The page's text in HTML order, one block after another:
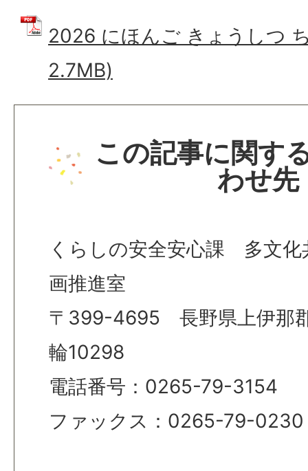
2026 にほんご きょうしつ
2.7MB)
この記事に関す
わせ先
くらしの安全安心課 多文化
画推進室
〒399-4695 長野県上伊那
輪10298
電話番号：0265-79-3154
ファックス：0265-79-0230